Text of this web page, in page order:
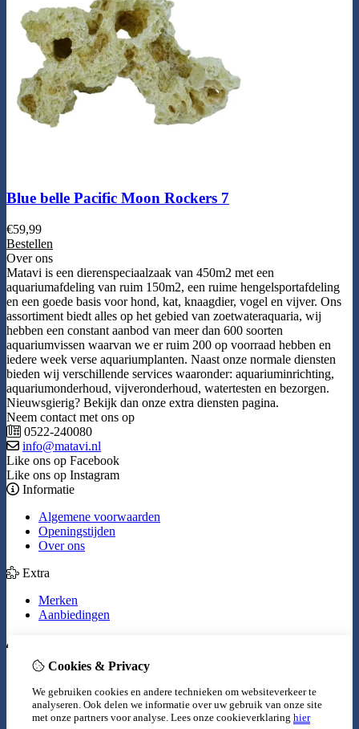
Blue belle Pacific Moon Rockers 7
€59,99
Bestellen
Over ons
Matavi is een dierenspeciaalzaak van 450m2 met een
aquariumafdeling van ruim 150m2, een ruime hengelsportafdeling
en een goede basis voor hond, kat, knaagdier, vogel en vijver. Ons
assortiment biedt alles op het gebied van zoetwateraquaria, wij
hebben een constant aanbod van meer dan 600 soorten
aquariumvissen waarvan we er ruim 200 op voorraad hebben en
iedere week verse aquariumplanten. Naast onze normale diensten
bieden wij verschillende services waaronder: aquariuminrichting,
aquariumonderhoud, vijveronderhoud, watertesten en bezorgen.
Nieuwsgierig? Bekijk dan onze extra diensten pagina.
Neem contact met ons op
0522-240080
info@matavi.nl
Like ons op Facebook
Like ons op Instagram
Informatie
Algemene voorwaarden
Openingstijden
Over ons
Extra
Merken
Aanbiedingen
Inloggen
Verlanglijst
Nieuwsbrief
Cookies & Privacy
We gebruiken cookies en andere technieken om websiteverkeer te
analyseren. Ook delen we informatie over uw gebruik van onze site
met onze partners voor analyse. Lees onze cookieverklaring hier